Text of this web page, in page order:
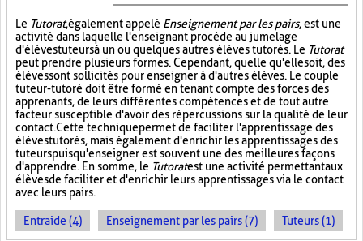
Le Tutorat, également appelé Enseignement par les pairs, est une
activité dans laquelle l'enseignant procède au jumelage
d'élèves tuteurs à un ou quelques autres élèves tutorés. Le Tutorat
peut prendre plusieurs formes. Cependant, quelle qu'elle soit, des
élèves sont sollicités pour enseigner à d'autres élèves. Le couple
tuteur-tutoré doit être formé en tenant compte des forces des
apprenants, de leurs différentes compétences et de tout autre
facteur susceptible d'avoir des répercussions sur la qualité de leur
contact. Cette technique permet de faciliter l'apprentissage des
élèves tutorés, mais également d'enrichir les apprentissages des
tuteurs puisqu'enseigner est souvent une des meilleures façons
d'apprendre. En somme, le Tutoratest une activité permettant aux
élèves de faciliter et d'enrichir leurs apprentissages via le contact
avec leurs pairs.
Entraide (4) Enseignement par les pairs (7) Tuteurs (1)